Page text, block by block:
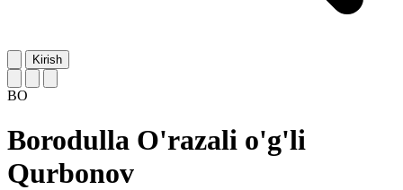
Kirish
BO
Borodulla O'razali o'g'li
Qurbonov